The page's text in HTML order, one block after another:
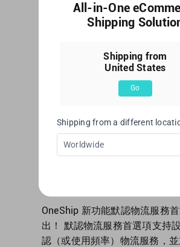
如何在
OneShip中
置默認物
務偏好
OneShip 新功能默認物流服務
出！ 默認物流服務首選項支持
認（或使用頻率）物流服務，
All-in-One
Shipping
Shipping from
United States
Go
Shipping from a different
Worldwide